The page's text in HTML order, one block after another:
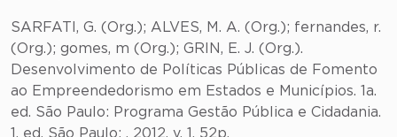
SARFATI, G. (Org.); ALVES, M. A. (Org.); fernandes, r.
(Org.); gomes, m (Org.); GRIN, E. J. (Org.).
Desenvolvimento de Políticas Públicas de Fomento
ao Empreendedorismo em Estados e Municípios. 1a.
ed. São Paulo: Programa Gestão Pública e Cidadania.
1. ed. São Paulo: , 2012. v. 1. 52p.